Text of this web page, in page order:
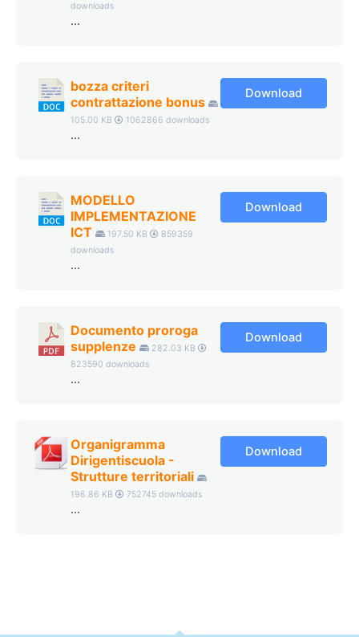
downloads
...
bozza criteri
contrattazione bonus
105.00 KB 1062866 downloads
...
Download
MODELLO
IMPLEMENTAZIONE
ICT
197.50 KB
859359
downloads
...
Download
Documento proroga
supplenze
282.03 KB
823590 downloads
...
Download
Organigramma
Dirigentiscuola -
Strutture territoriali
196.86 KB 752745 downloads
...
Download